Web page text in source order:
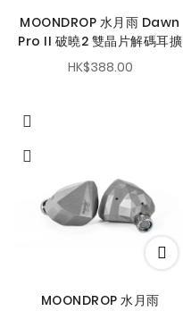
MOONDROP 水月雨 Dawn
Pro II 破曉2 雙晶片解碼耳擴
HK$388.00
MOONDROP 水月雨